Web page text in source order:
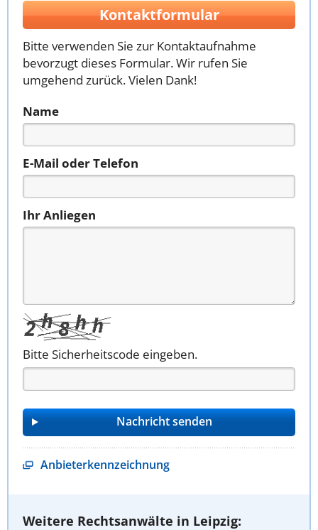
Kontaktformular
Bitte verwenden Sie zur Kontaktaufnahme
bevorzugt dieses Formular. Wir rufen Sie
umgehend zurück. Vielen Dank!
Name
E-Mail oder Telefon
Ihr Anliegen
Bitte Sicherheitscode eingeben.
Anbieterkennzeichnung
Weitere Rechtsanwälte in Leipzig: